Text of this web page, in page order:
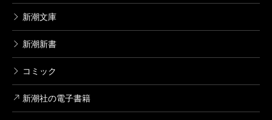
新潮文庫
新潮新書
コミック
新潮社の電子書籍